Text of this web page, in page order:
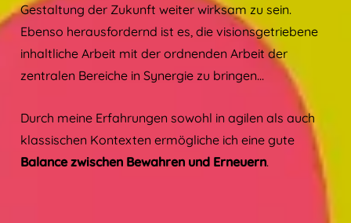
Gestaltung der Zukunft weiter wirksam zu sein.
Ebenso herausfordernd ist es, die visionsgetriebene
inhaltliche Arbeit mit der ordnenden Arbeit der
zentralen Bereiche in Synergie zu bringen...
Durch meine Erfahrungen sowohl in agilen als auch
klassischen Kontexten ermögliche ich eine gute
Balance zwischen Bewahren und Erneuern.